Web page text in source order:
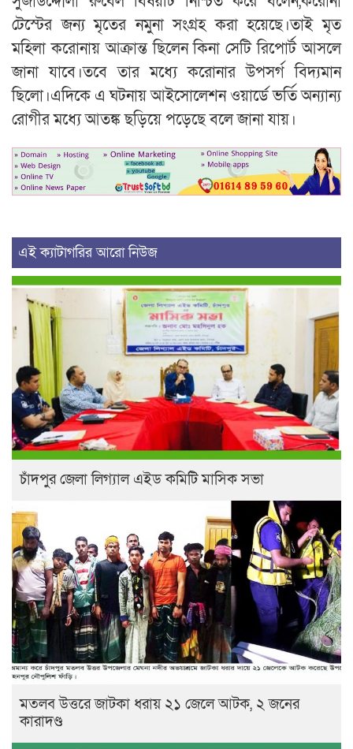
টেস্টের জন্য মৃতের নমুনা সংগ্রহ করা হয়েছে।তাই মৃত
মহিলা করোনায় আক্রান্ত ছিলেন কিনা সেটি রিপোর্ট আসলে
জানা যাবে।তবে তার মধ্যে করোনার উপসর্গ বিদ্যমান
ছিলো।এদিকে এ ঘটনায় আইসোলেশন ওয়ার্ডে ভর্তি অন্যান্য
রোগীর মধ্যে আতঙ্ক ছড়িয়ে পড়েছে বলে জানা যায়।
এই ক্যাটাগরির আরো নিউজ
চাঁদপুর জেলা লিগ্যাল এইড কমিটি মাসিক সভা
মতলব উত্তরে জাটকা ধরায় ২১ জেলে আটক, ২ জনের
কারাদণ্ড